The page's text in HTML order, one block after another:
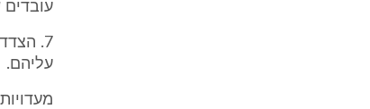
עובדים
7.
עליהם.